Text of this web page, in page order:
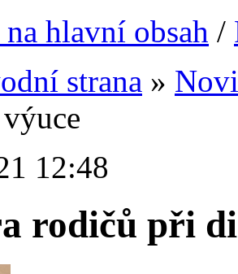
hlavní obsah /
strana »
12:48
rodičů při